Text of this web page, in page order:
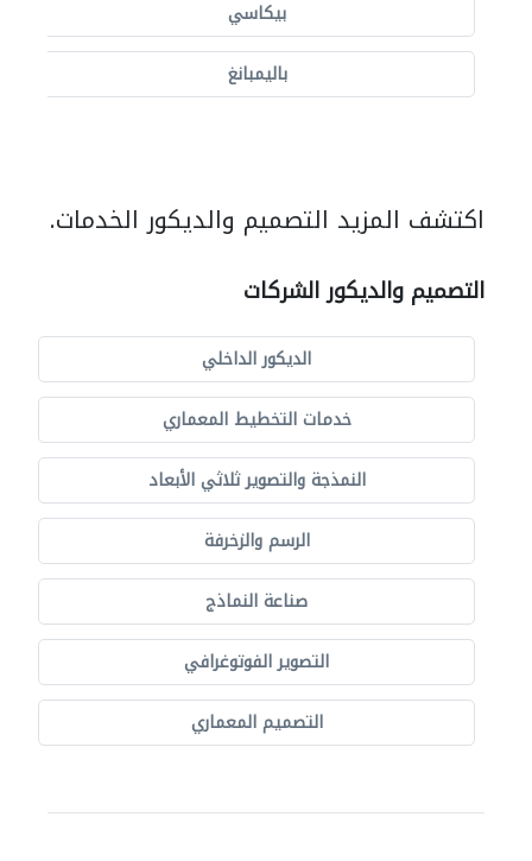
بيكاسي
باليمبانغ
اكتشف المزيد التصميم والديكور الخدمات.
التصميم والديكور الشركات
الديكور الداخلي
خدمات التخطيط المعماري
النمذجة والتصوير ثلاثي الأبعاد
الرسم والزخرفة
صناعة النماذج
التصوير الفوتوغرافي
التصميم المعماري